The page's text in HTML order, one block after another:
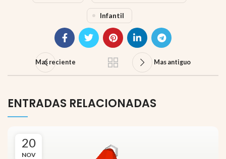
Infantil
Mas reciente Mas antiguo
ENTRADAS RELACIONADAS
20
NOV